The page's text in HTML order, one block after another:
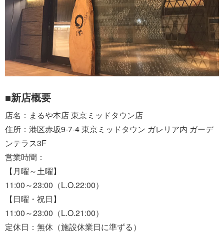
■新店概要
店名：まるや本店 東京ミッドタウン店
住所：港区赤坂9-7-4 東京ミッドタウン ガレリア内 ガーデ
ンテラス3F
営業時間：
【月曜～土曜】
11:00～23:00（L.O.22:00）
【日曜・祝日】
11:00～23:00（L.O.21:00）
定休日：無休（施設休業日に準ずる）